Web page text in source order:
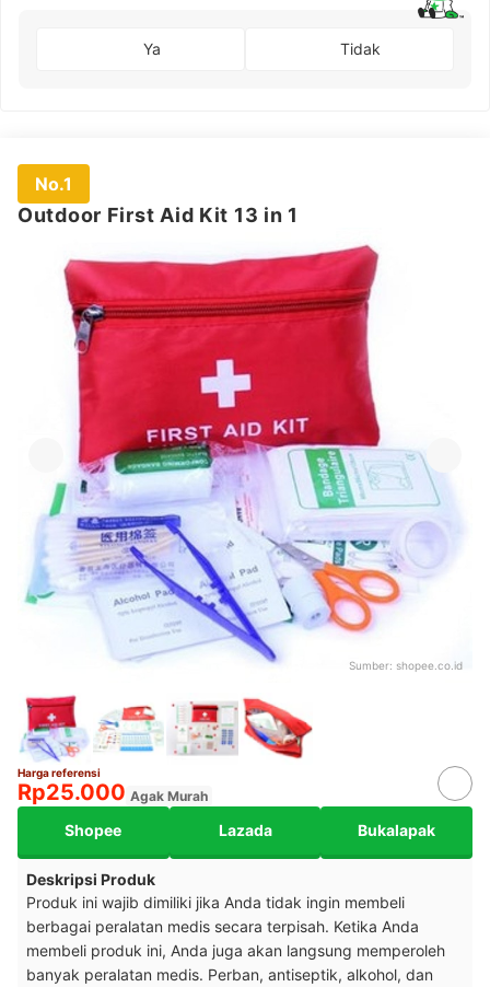
Ya Tidak
No.1
Outdoor First Aid Kit 13 in 1
Sumber: shopee.co.id
Harga referensi
Rp25.000 Agak Murah
Shopee Lazada Bukalapak
Deskripsi Produk
Produk ini wajib dimiliki jika Anda tidak ingin membeli
berbagai peralatan medis secara terpisah. Ketika Anda
membeli produk ini, Anda juga akan langsung memperoleh
banyak peralatan medis. Perban, antiseptik, alkohol, dan